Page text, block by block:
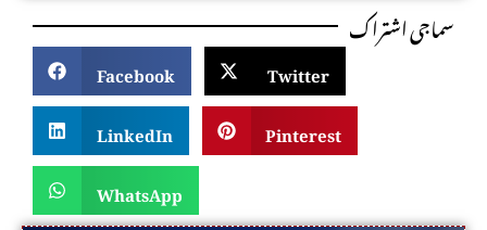
سماجی اشتراک
Facebook
Twitter
LinkedIn
Pinterest
WhatsApp